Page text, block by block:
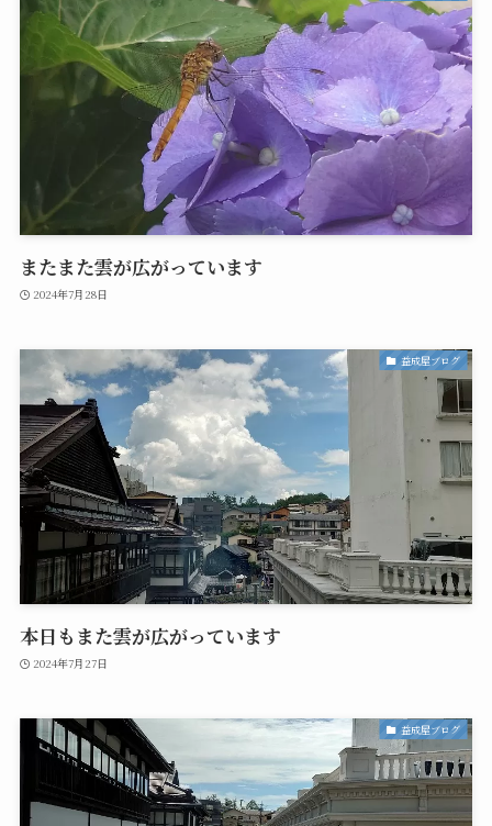
またまた雲が広がっています
2024年7月28日
益成屋ブログ
本日もまた雲が広がっています
2024年7月27日
益成屋ブログ